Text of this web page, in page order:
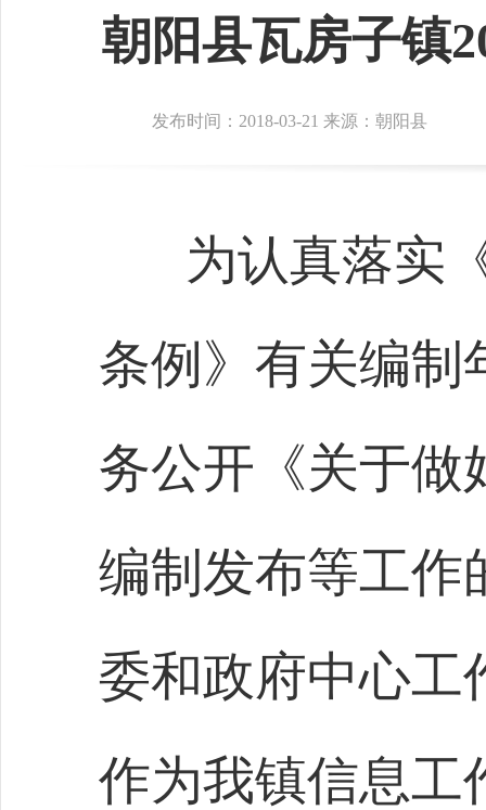
朝阳县瓦房子镇
发布时间：2018-03-21 来源：朝阳县
为认真落实
条例》有关编制
务公开《关于做
编制发布等工作
委和政府中心工
作为我镇信息工